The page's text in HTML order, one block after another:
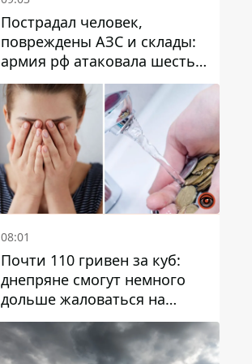
Пострадал человек,
повреждены АЗС и склады:
армия рф атаковала шесть
районов Днепропетровской
области
08:01
Почти 110 гривен за куб:
днепряне смогут немного
дольше жаловаться на
запланированные тарифы
на воду на 2027 год